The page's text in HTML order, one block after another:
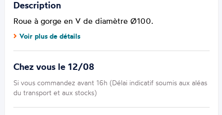
Description
Roue à gorge en V de diamètre Ø100.
Voir plus de détails
Chez vous le 12/08
Si vous commandez avant 16h (Délai indicatif soumis aux aléas
du transport et aux stocks)